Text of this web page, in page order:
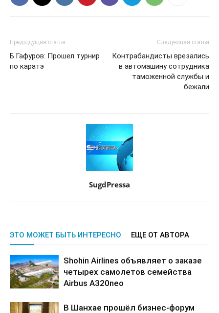
Предыдущая статья
Б.Гафуров: Прошел турнир
по каратэ
Следующая статья
Контрабандисты врезались
в автомашину сотрудника
таможенной службы и
бежали
SugdPressa
ЭТО МОЖЕТ БЫТЬ ИНТЕРЕСНО ЕЩЕ ОТ АВТОРА
Shohin Airlines объявляет о заказе
четырех самолетов семейства
Airbus A320neo
В Шанхае прошёл бизнес-форум